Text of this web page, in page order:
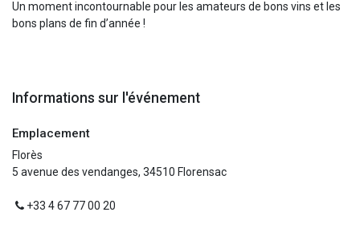
Un moment incontournable pour les amateurs de bons vins et les
bons plans de fin d’année !
Informations sur l'événement
Emplacement
Florès
5 avenue des vendanges, 34510 Florensac
+33 4 67 77 00 20